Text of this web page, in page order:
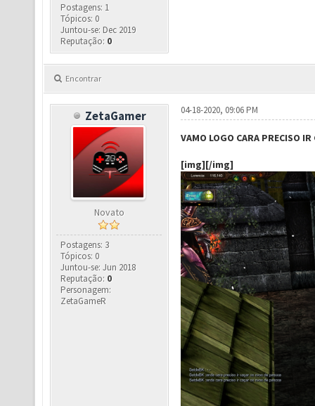
Postagens: 1
Tópicos: 0
Juntou-se: Dec 2019
Reputação: 0
Encontrar
ZetaGamer
Novato
Postagens: 3
Tópicos: 0
Juntou-se: Jun 2018
Reputação: 0
Personagem:
ZetaGameR
04-18-2020, 09:06 PM
VAMO LOGO CARA PRECISO IR
[img][/img]